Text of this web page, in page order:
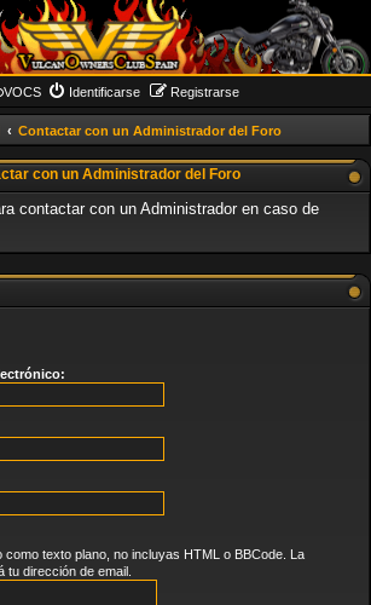
VOCS Identificarse Registrarse
Contactar con un Administrador del Foro
con un Administrador del Foro
contactar con un Administrador en caso de
como texto plano, no incluyas HTML o BBCode. La
tu dirección de email.